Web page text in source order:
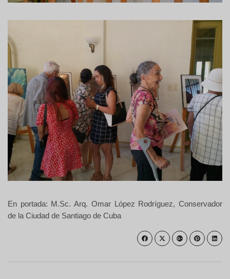
En portada: M.Sc. Arq. Omar López Rodríguez, Conservador
de la Ciudad de Santiago de Cuba